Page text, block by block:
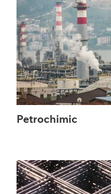
Petrochimic